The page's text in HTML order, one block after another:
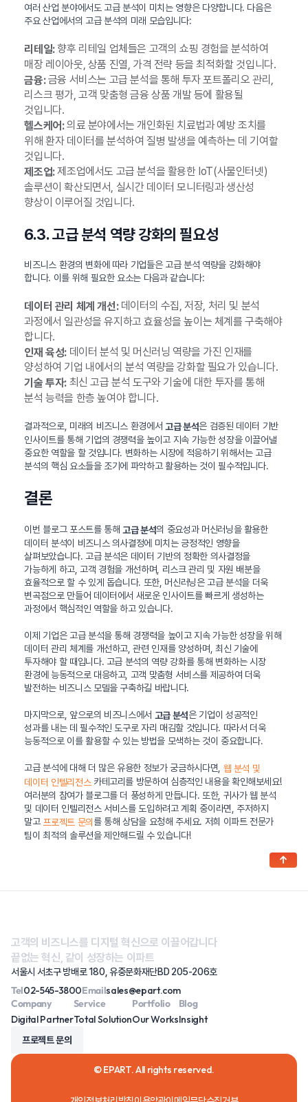
여러 산업 분야에서도 고급 분석이 미치는 영향은 다양합니다. 다음은
주요 산업에서의 고급 분석의 미래 모습입니다:
리테일:향후 리테일 업체들은 고객의 쇼핑 경험을 분석하여
매장 레이아웃, 상품 진열, 가격 전략 등을 최적화할 것입니다.
금융:금융 서비스는 고급 분석을 통해 투자 포트폴리오 관리,
리스크 평가, 고객 맞춤형 금융 상품 개발 등에 활용될
것입니다.
헬스케어:의료 분야에서는 개인화된 치료법과 예방 조치를
위해 환자 데이터를 분석하여 질병 발생을 예측하는 데 기여할
것입니다.
제조업:제조업에서도 고급 분석을 활용한 IoT(사물인터넷)
솔루션이 확산되면서, 실시간 데이터 모니터링과 생산성
향상이 이루어질 것입니다.
6.3. 고급 분석 역량 강화의 필요성
비즈니스 환경의 변화에 따라 기업들은 고급 분석 역량을 강화해야
합니다. 이를 위해 필요한 요소는 다음과 같습니다:
데이터 관리 체계 개선:데이터의 수집, 저장, 처리 및 분석
과정에서 일관성을 유지하고 효율성을 높이는 체계를 구축해야
합니다.
인재 육성:데이터 분석 및 머신러닝 역량을 가진 인재를
양성하여 기업 내에서의 분석 역량을 강화할 필요가 있습니다.
기술 투자:최신 고급 분석 도구와 기술에 대한 투자를 통해
분석 능력을 한층 높여야 합니다.
결과적으로, 미래의 비즈니스 환경에서 고급 분석은 검증된 데이터 기반
인사이트를 통해 기업의 경쟁력을 높이고 지속 가능한 성장을 이끌어낼
중요한 역할을 할 것입니다. 변화하는 시장에 적응하기 위해서는 고급
분석의 핵심 요소들을 조기에 파악하고 활용하는 것이 필수적입니다.
결론
이번 블로그 포스트를 통해 고급 분석의 중요성과 머신러닝을 활용한
데이터 분석이 비즈니스 의사결정에 미치는 긍정적인 영향을
살펴보았습니다. 고급 분석은 데이터 기반의 정확한 의사결정을
가능하게 하고, 고객 경험을 개선하며, 리스크 관리 및 자원 배분을
효율적으로 할 수 있게 돕습니다. 또한, 머신러닝은 고급 분석을 더욱
변곡점으로 만들어 데이터에서 새로운 인사이트를 빠르게 생성하는
과정에서 핵심적인 역할을 하고 있습니다.
이제 기업은 고급 분석을 통해 경쟁력을 높이고 지속 가능한 성장을 위해
데이터 관리 체계를 개선하고, 관련 인재를 양성하며, 최신 기술에
투자해야 할 때입니다. 고급 분석의 역량 강화를 통해 변화하는 시장
환경에 능동적으로 대응하고, 고객 맞춤형 서비스를 제공하여 더욱
발전하는 비즈니스 모델을 구축하길 바랍니다.
마지막으로, 앞으로의 비즈니스에서 고급 분석은 기업이 성공적인
성과를 내는 데 필수적인 도구로 자리 매김할 것입니다. 따라서 더욱
능동적으로 이를 활용할 수 있는 방법을 모색하는 것이 중요합니다.
고급 분석에 대해 더 많은 유용한 정보가 궁금하시다면, 웹 분석 및
데이터 인텔리전스카테고리를 방문하여 심층적인 내용을 확인해보세요!
여러분의 참여가 블로그를 더 풍성하게 만듭니다. 또한, 귀사가 웹 분석
및 데이터 인텔리전스 서비스를 도입하려고 계획 중이라면, 주저하지
말고 프로젝트 문의 를 통해 상담을 요청해 주세요. 저희 이파트 전문가
팀이 최적의 솔루션을 제안해드릴 수 있습니다!
고객의 비즈니스를 디지털 혁신으로 이끌어갑니다
끝없는 혁신, 같이 성장하는 이파트
서울시 서초구 방배로 180, 유중문화재단BD 205-206호
Tel02-545-3800Emailsales@epart.com
Company
Digital Partner
Service
Total Solution
Portfolio
Our Works
Blog
Insight
프로젝트 문의
© EPART. All rights reserved.
↑